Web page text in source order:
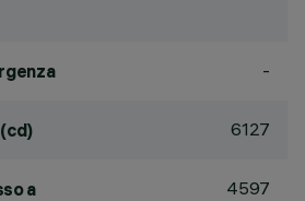
-
6127
a
4597